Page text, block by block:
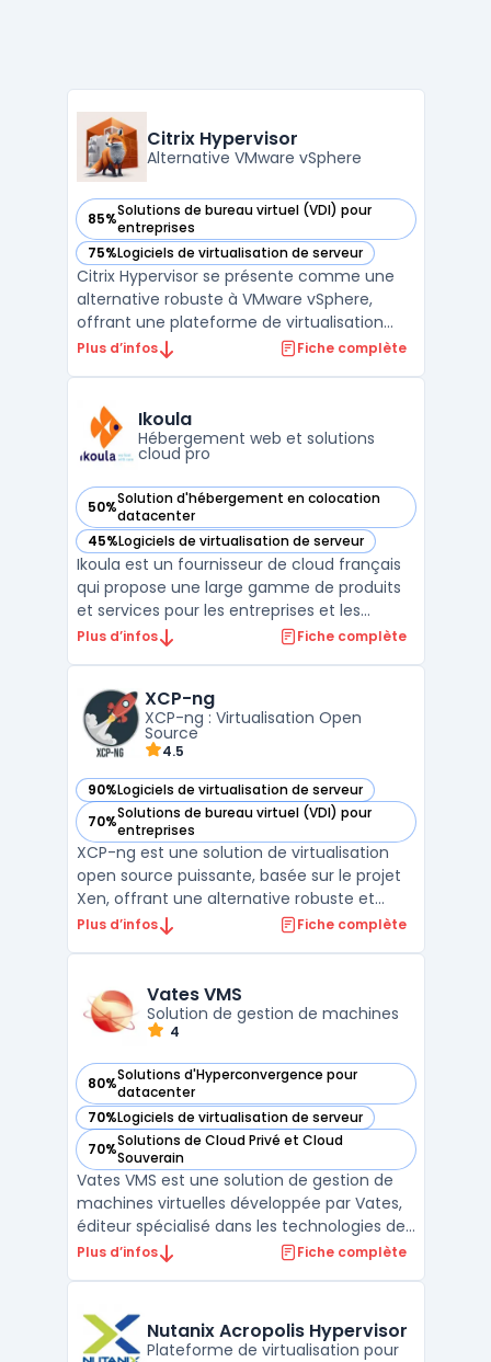
Citrix Hypervisor
Alternative VMware vSphere
85%Solutions de bureau virtuel (VDI) pour
entreprises
— voir Citrix Hypervisor dans cette catégorie
75%Logiciels de virtualisation de serveur
— voir Citrix Hypervisor dans cette catégorie
Citrix Hypervisor se présente comme une
alternative robuste à VMware vSphere,
offrant une plateforme de virtualisation
serveur avancée qui combine flexibilité,
Hypervisor est idéal pour les entreprises
cherchant à b ...
Plus d’infos Fiche complète
Ikoula
Hébergement web et solutions
cloud pro
50%Solution d'hébergement en colocation
datacenter
— voir Ikoula dans cette catégorie
45%Logiciels de virtualisation de serveur
— voir Ikoula dans cette catégorie
Ikoula est un fournisseur de cloud français
qui propose une large gamme de produits
et services pour les entreprises et les
particuliers. Depuis plus de 20 ans, la
dédiés, de solutions e-commerce, de
sauvegarde en ligne ...
Plus d’infos Fiche complète
XCP-ng
XCP-ng : Virtualisation Open
Source
4.5
90%Logiciels de virtualisation de serveur
— voir XCP-ng dans cette catégorie
70%Solutions de bureau virtuel (VDI) pour
entreprises
— voir XCP-ng dans cette catégorie
XCP-ng est une solution de virtualisation
open source puissante, basée sur le projet
Xen, offrant une alternative robuste et
économique aux solutions propriétaires
toutes tailles de créer et de gérer des
infrastructures ...
Plus d’infos Fiche complète
Vates VMS
Solution de gestion de machines
4
80%Solutions d'Hyperconvergence pour
datacenter
— voir Vates VMS dans cette catégorie
70%Logiciels de virtualisation de serveur
— voir Vates VMS dans cette catégorie
70%Solutions de Cloud Privé et Cloud
Souverain
— voir Vates VMS dans cette catégorie
Vates VMS est une solution de gestion de
machines virtuelles développée par Vates,
éditeur spécialisé dans les technologies de
virtualisation open source. Conçu pour
de déployer, gérer et superviser des
environnem ...
Plus d’infos Fiche complète
Nutanix Acropolis Hypervisor
Plateforme de virtualisation pour